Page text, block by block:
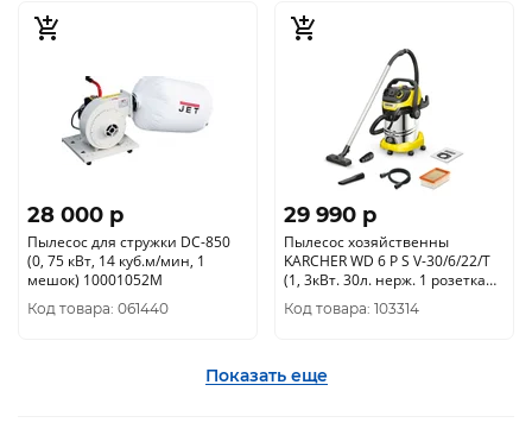
28 000 p
Пылесос для стружки DC-850
(0, 75 кВт, 14 куб.м/мин, 1
мешок) 10001052М
Код товара: 061440
29 990 p
Пылесос хозяйственны
KARCHER WD 6 P S V-30/6/22/T
(1, 3кВт. 30л. нерж. 1 розетка
6м кабель1.628-360.0
Код товара: 103314
Показать еще